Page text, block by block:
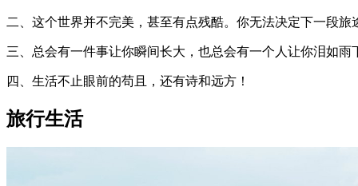
二、这个世界并不完美，甚至有点残酷。你无法决定下一段
三、总会有一件事让你瞬间长大，也总会有一个人让你泪如
四、生活不止眼前的苟且，还有诗和远方！
旅行生活